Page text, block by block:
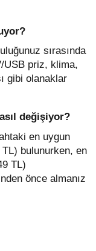
sırasında
USB priz, klima,
gibi olanaklar
değişiyor?
en uygun
bulunurken, en
TL)
önce almanız